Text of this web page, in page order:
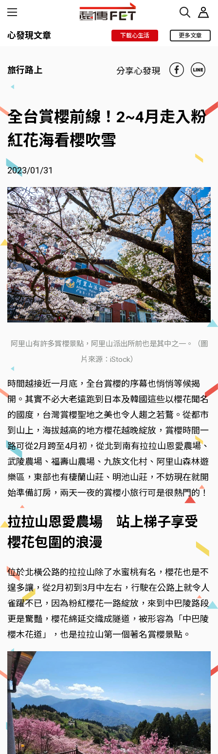
心發現文章 下載心生活 更多文章
旅行路上 分享心發現
全台賞櫻前線！2~4月走入粉
紅花海看櫻吹雪
2023/01/31
阿里山有許多賞櫻景點，阿里山派出所前也是其中之一。（圖
片來源：iStock）
時間越接近一月底，全台賞櫻的序幕也悄悄等候揭
開。其實不必大老遠跑到日本及韓國這些以櫻花聞名
的國度，台灣賞櫻聖地之美也令人趨之若鶩。從都市
到山上，海拔越高的地方櫻花越晚綻放，賞櫻時間一
路可從2月跨至4月初，從北到南有拉拉山恩愛農場、
武陵農場、福壽山農場、九族文化村、阿里山森林遊
樂區，東部也有棲蘭山莊、明池山莊，不妨現在就開
始準備訂房，兩天一夜的賞櫻小旅行可是很熱門的！
拉拉山恩愛農場 站上梯子享受
櫻花包圍的浪漫
位於北橫公路的拉拉山除了水蜜桃有名，櫻花也是不
遑多讓，從2月初到3月中左右，行駛在公路上就令人
雀躍不已，因為粉紅櫻花一路綻放，來到中巴陵路段
更是驚豔，櫻花綿延交織成隧道，被形容為「中巴陵
櫻木花道」，也是拉拉山第一個著名賞櫻景點。